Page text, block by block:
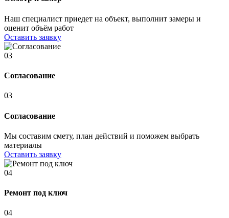
Наш специалист приедет на объект, выполнит замеры и
оценит объём работ
Оставить заявку
03
Согласование
03
Согласование
Мы составим смету, план действий и поможем выбрать
материалы
Оставить заявку
04
Ремонт под ключ
04